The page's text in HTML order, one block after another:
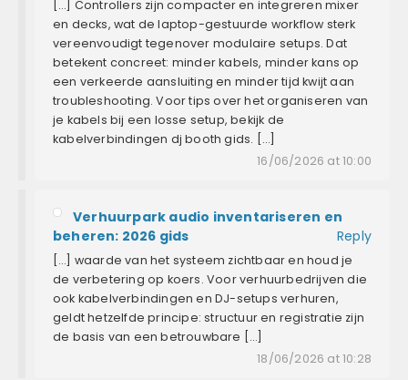
[…] Controllers zijn compacter en integreren mixer
en decks, wat de laptop-gestuurde workflow sterk
vereenvoudigt tegenover modulaire setups. Dat
betekent concreet: minder kabels, minder kans op
een verkeerde aansluiting en minder tijd kwijt aan
troubleshooting. Voor tips over het organiseren van
je kabels bij een losse setup, bekijk de
kabelverbindingen dj booth gids. […]
16/06/2026 at 10:00
Verhuurpark audio inventariseren en
beheren: 2026 gids
Reply
[…] waarde van het systeem zichtbaar en houd je
de verbetering op koers. Voor verhuurbedrijven die
ook kabelverbindingen en DJ-setups verhuren,
geldt hetzelfde principe: structuur en registratie zijn
de basis van een betrouwbare […]
18/06/2026 at 10:28